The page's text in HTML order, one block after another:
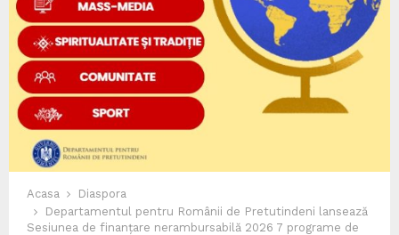
Acasa
Diaspora
Departamentul pentru Românii de Pretutindeni lansează
Sesiunea de finanțare nerambursabilă 2026 7 programe de